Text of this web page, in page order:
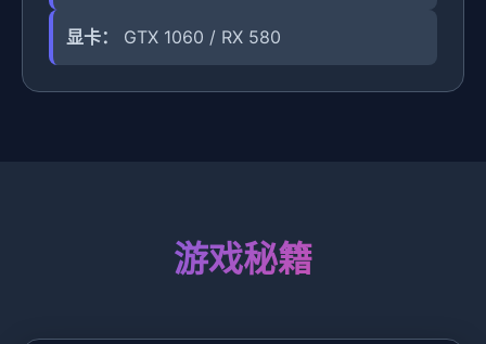
显卡： GTX 1060 / RX 580
游戏秘籍